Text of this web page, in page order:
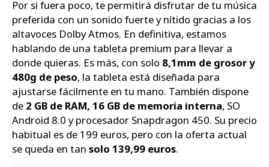
Por si fuera poco, te permitirá disfrutar de tu música
preferida con un sonido fuerte y nítido gracias a los
altavoces Dolby Atmos. En definitiva, estamos
hablando de una tableta premium para llevar a
donde quieras. Es más, con solo 8,1mm de grosor y
480g de peso, la tableta está diseñada para
ajustarse fácilmente en tu mano. También dispone
de 2 GB de RAM, 16 GB de memoria interna, SO
Android 8.0 y procesador Snapdragon 450. Su precio
habitual es de 199 euros, pero con la oferta actual
se queda en tan solo 139,99 euros.